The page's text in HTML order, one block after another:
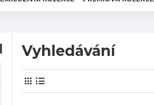
Vyhledávání